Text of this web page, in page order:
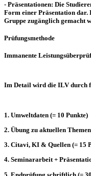
- Präsentationen: Die
Form einer Präsentation dar.
Gruppe zugänglich gemacht
Prüfungsmethode
Immanente
Im Detail wird die ILV durch
1. Umweltdaten (= 10 Punkte)
2. Übung zu aktuellen
3. Citavi, KI & Quellen (= 15
4. Seminararbeit +